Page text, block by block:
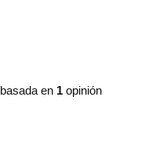
basada en 1 opinión